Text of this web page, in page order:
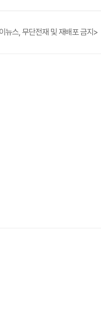
뉴스, 무단전재 및 재배포 금지>